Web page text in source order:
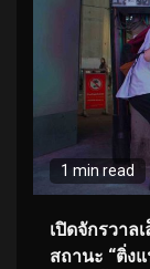
1 min read
เปิดจักรวาล
สถานะ “ติ่ง